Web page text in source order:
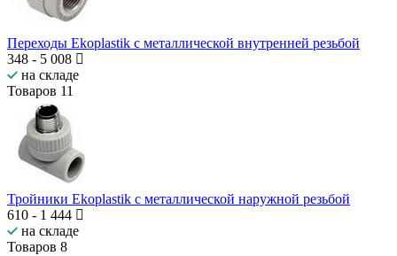
Переходы Ekoplastik с металлической внутренней резьбой
348 - 5 008
на складе
Товаров 11
Тройники Ekoplastik с металлической наружной резьбой
610 - 1 444
на складе
Товаров 8